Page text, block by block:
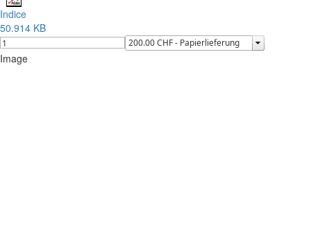
Indice
50.914 KB
Image